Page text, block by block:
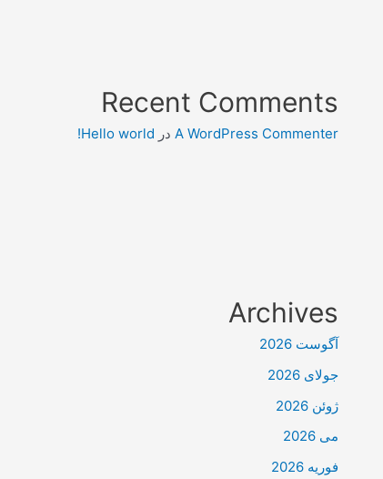
Recent Comments
A WordPress Commenter در Hello world!
Archives
آگوست 2026
جولای 2026
ژوئن 2026
می 2026
فوریه 2026